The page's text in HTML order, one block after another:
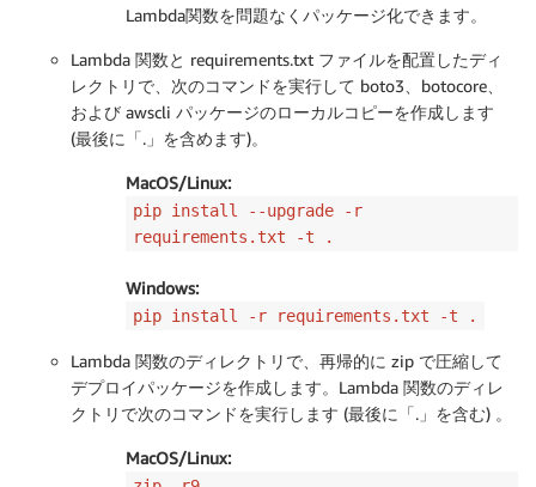
Lambda関数を問題なくパッケージ化できます。
Lambda 関数と requirements.txt ファイルを配置したディ
レクトリで、次のコマンドを実行して boto3、botocore、
および awscli パッケージのローカルコピーを作成します
(最後に「.」を含めます)。
MacOS/Linux:
pip install --upgrade -r
requirements.txt -t .
Windows:
pip install -r requirements.txt -t .
Lambda 関数のディレクトリで、再帰的に zip で圧縮して
デプロイパッケージを作成します。Lambda 関数のディレ
クトリで次のコマンドを実行します (最後に「.」を含む) 。
MacOS/Linux: